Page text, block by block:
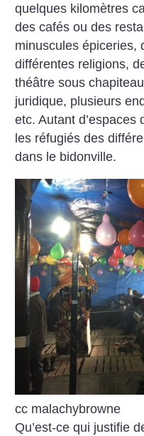
quelques kilomètres
des cafés ou des
minuscules épiceries,
différentes religions,
théâtre sous
juridique, plusieurs
etc. Autant
les réfugiés des
dans le bidonville.
cc malachybrowne
Qu’est-ce qui justifie